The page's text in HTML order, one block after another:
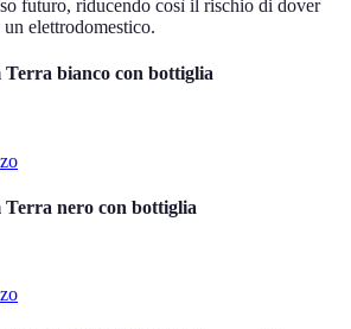
futuro, riducendo così il rischio di dover
elettrodomestico.
Terra bianco con bottiglia
Terra nero con bottiglia